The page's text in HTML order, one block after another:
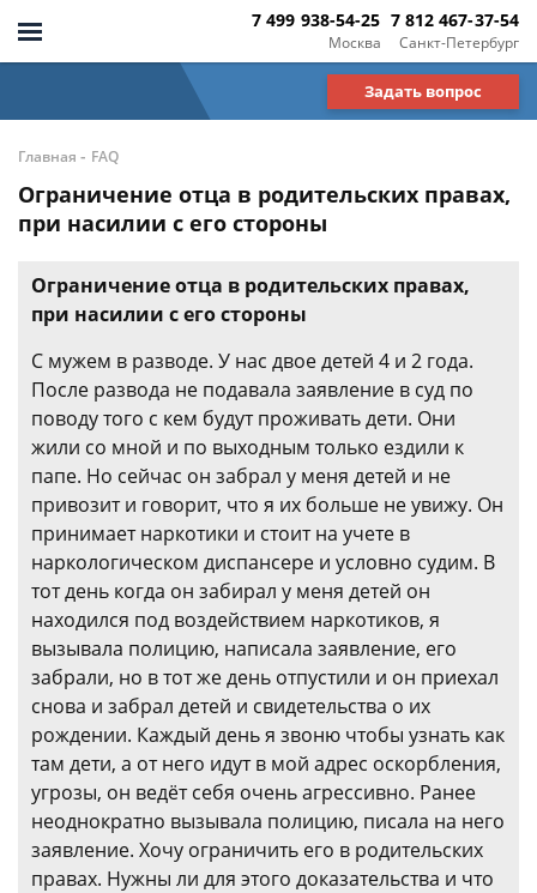
Москва
7 499 938-54-25
Санкт-Петербург
7 812 467-37-54
Задать вопрос
Главная - FAQ
Ограничение отца в родительских правах,
при насилии с его стороны
Ограничение отца в родительских правах,
при насилии с его стороны
С мужем в разводе. У нас двое детей 4 и 2 года.
После развода не подавала заявление в суд по
поводу того с кем будут проживать дети. Они
жили со мной и по выходным только ездили к
папе. Но сейчас он забрал у меня детей и не
привозит и говорит, что я их больше не увижу. Он
принимает наркотики и стоит на учете в
наркологическом диспансере и условно судим. В
тот день когда он забирал у меня детей он
находился под воздействием наркотиков, я
вызывала полицию, написала заявление, его
забрали, но в тот же день отпустили и он приехал
снова и забрал детей и свидетельства о их
рождении. Каждый день я звоню чтобы узнать как
там дети, а от него идут в мой адрес оскорбления,
угрозы, он ведёт себя очень агрессивно. Ранее
неоднократно вызывала полицию, писала на него
заявление. Хочу ограничить его в родительских
правах. Нужны ли для этого доказательства и что